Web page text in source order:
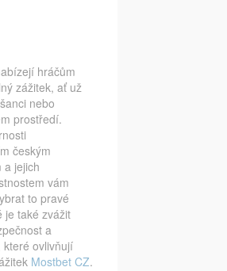
hráčům
zážitek, ať už
nebo
prostředí.
českým
a jejich
vám
to pravé
je také zvážit
a
které ovlivňují
Mostbet CZ.